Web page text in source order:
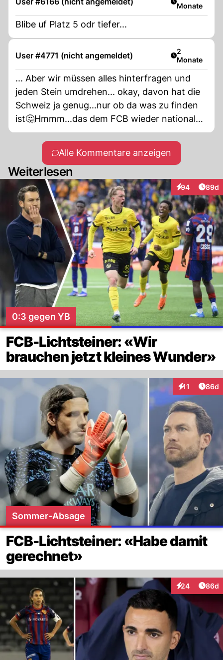
Monate
Blibe uf Platz 5 odr tiefer...
User #4771 (nicht angemeldet) Artikel
2
Monate
... Aber wir müssen alles hinterfragen und
jeden Stein umdrehen... okay, davon hat die
Schweiz ja genug...nur ob da was zu finden
ist🤔Hmmm...das dem FCB wieder national
und international attraktiv macht... bezweifle
ich... sorry...
Alle Kommentare anzeigen
Weiterlesen
94
Interaktionen
89d
0:3 gegen YB
FCB-Lichtsteiner: «Wir
brauchen jetzt kleines Wunder»
11
Interaktionen
86d
Sommer-Absage
FCB-Lichtsteiner: «Habe damit
gerechnet»
24
Interaktionen
86d